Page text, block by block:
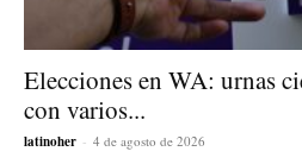
Elecciones en WA: urnas
con varios...
latinoher - 4 de agosto de 2026